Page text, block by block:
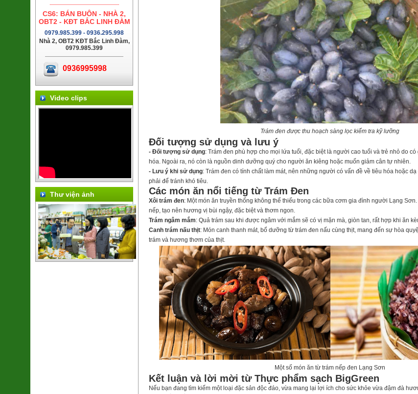
CS6: BÁN BUÔN - NHÀ 2,
OBT2 - KĐT BẮC LINH ĐÀM
0979.985.399 - 0936.295.998
Nhà 2, OBT2 KĐT Bắc Linh Đàm,
0979.985.399
0936995998
Video clips
Thư viện ảnh
Trám đen được thu hoạch sàng lọc kiểm tra kỹ lưỡng
Đối tượng sử dụng và lưu ý
- Đối tượng sử dụng: Trám đen phù hợp cho mọi lứa tuổi, đặc biệt là người cao tuổi và trẻ nhỏ do
hóa. Ngoài ra, nó còn là nguồn dinh dưỡng quý cho người ăn kiêng hoặc muốn giảm cân tự nhiên.
- Lưu ý khi sử dụng: Trám đen có tính chất làm mát, nên những người có vấn đề về tiêu hóa hoặc
phải để tránh khó tiêu.
Các món ăn nổi tiếng từ Trám Đen
Xôi trám đen: Một món ăn truyền thống không thể thiếu trong các bữa cơm gia đình người Lạng
nếp, tạo nên hương vị bùi ngậy, đặc biệt và thơm ngon.
Trám ngâm mắm: Quả trám sau khi được ngâm với mắm sẽ có vị mặn mà, giòn tan, rất hợp khi ăn
Canh trám nấu thịt: Món canh thanh mát, bổ dưỡng từ trám đen nấu cùng thịt, mang đến sự hòa
trám và hương thơm của thịt.
Một số món ăn từ trám nếp đen Lạng Sơn
Kết luận và lời mời từ Thực phẩm sạch BigGreen
Nếu bạn đang tìm kiếm một loại đặc sản độc đáo, vừa mang lại lợi ích cho sức khỏe vừa đậm đà